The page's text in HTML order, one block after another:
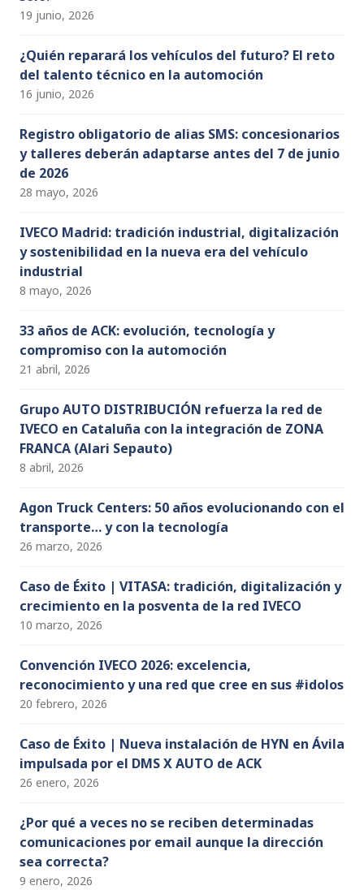
19 junio, 2026
¿Quién reparará los vehículos del futuro? El reto
del talento técnico en la automoción
16 junio, 2026
Registro obligatorio de alias SMS: concesionarios
y talleres deberán adaptarse antes del 7 de junio
de 2026
28 mayo, 2026
IVECO Madrid: tradición industrial, digitalización
y sostenibilidad en la nueva era del vehículo
industrial
8 mayo, 2026
33 años de ACK: evolución, tecnología y
compromiso con la automoción
21 abril, 2026
Grupo AUTO DISTRIBUCIÓN refuerza la red de
IVECO en Cataluña con la integración de ZONA
FRANCA (Alari Sepauto)
8 abril, 2026
Agon Truck Centers: 50 años evolucionando con el
transporte… y con la tecnología
26 marzo, 2026
Caso de Éxito | VITASA: tradición, digitalización y
crecimiento en la posventa de la red IVECO
10 marzo, 2026
Convención IVECO 2026: excelencia,
reconocimiento y una red que cree en sus #idolos
20 febrero, 2026
Caso de Éxito | Nueva instalación de HYN en Ávila
impulsada por el DMS X AUTO de ACK
26 enero, 2026
¿Por qué a veces no se reciben determinadas
comunicaciones por email aunque la dirección
sea correcta?
9 enero, 2026